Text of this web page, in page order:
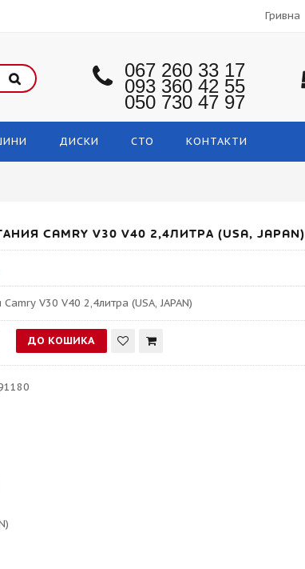
067 260 33 17
093 360 42 55
050 730 47 97
ДИСКИ СТО КОНТАКТИ
CAMRY V30 V40 2,4ЛИТРА (USA, JAPAN)
V30 V40 2,4литра (USA, JAPAN)